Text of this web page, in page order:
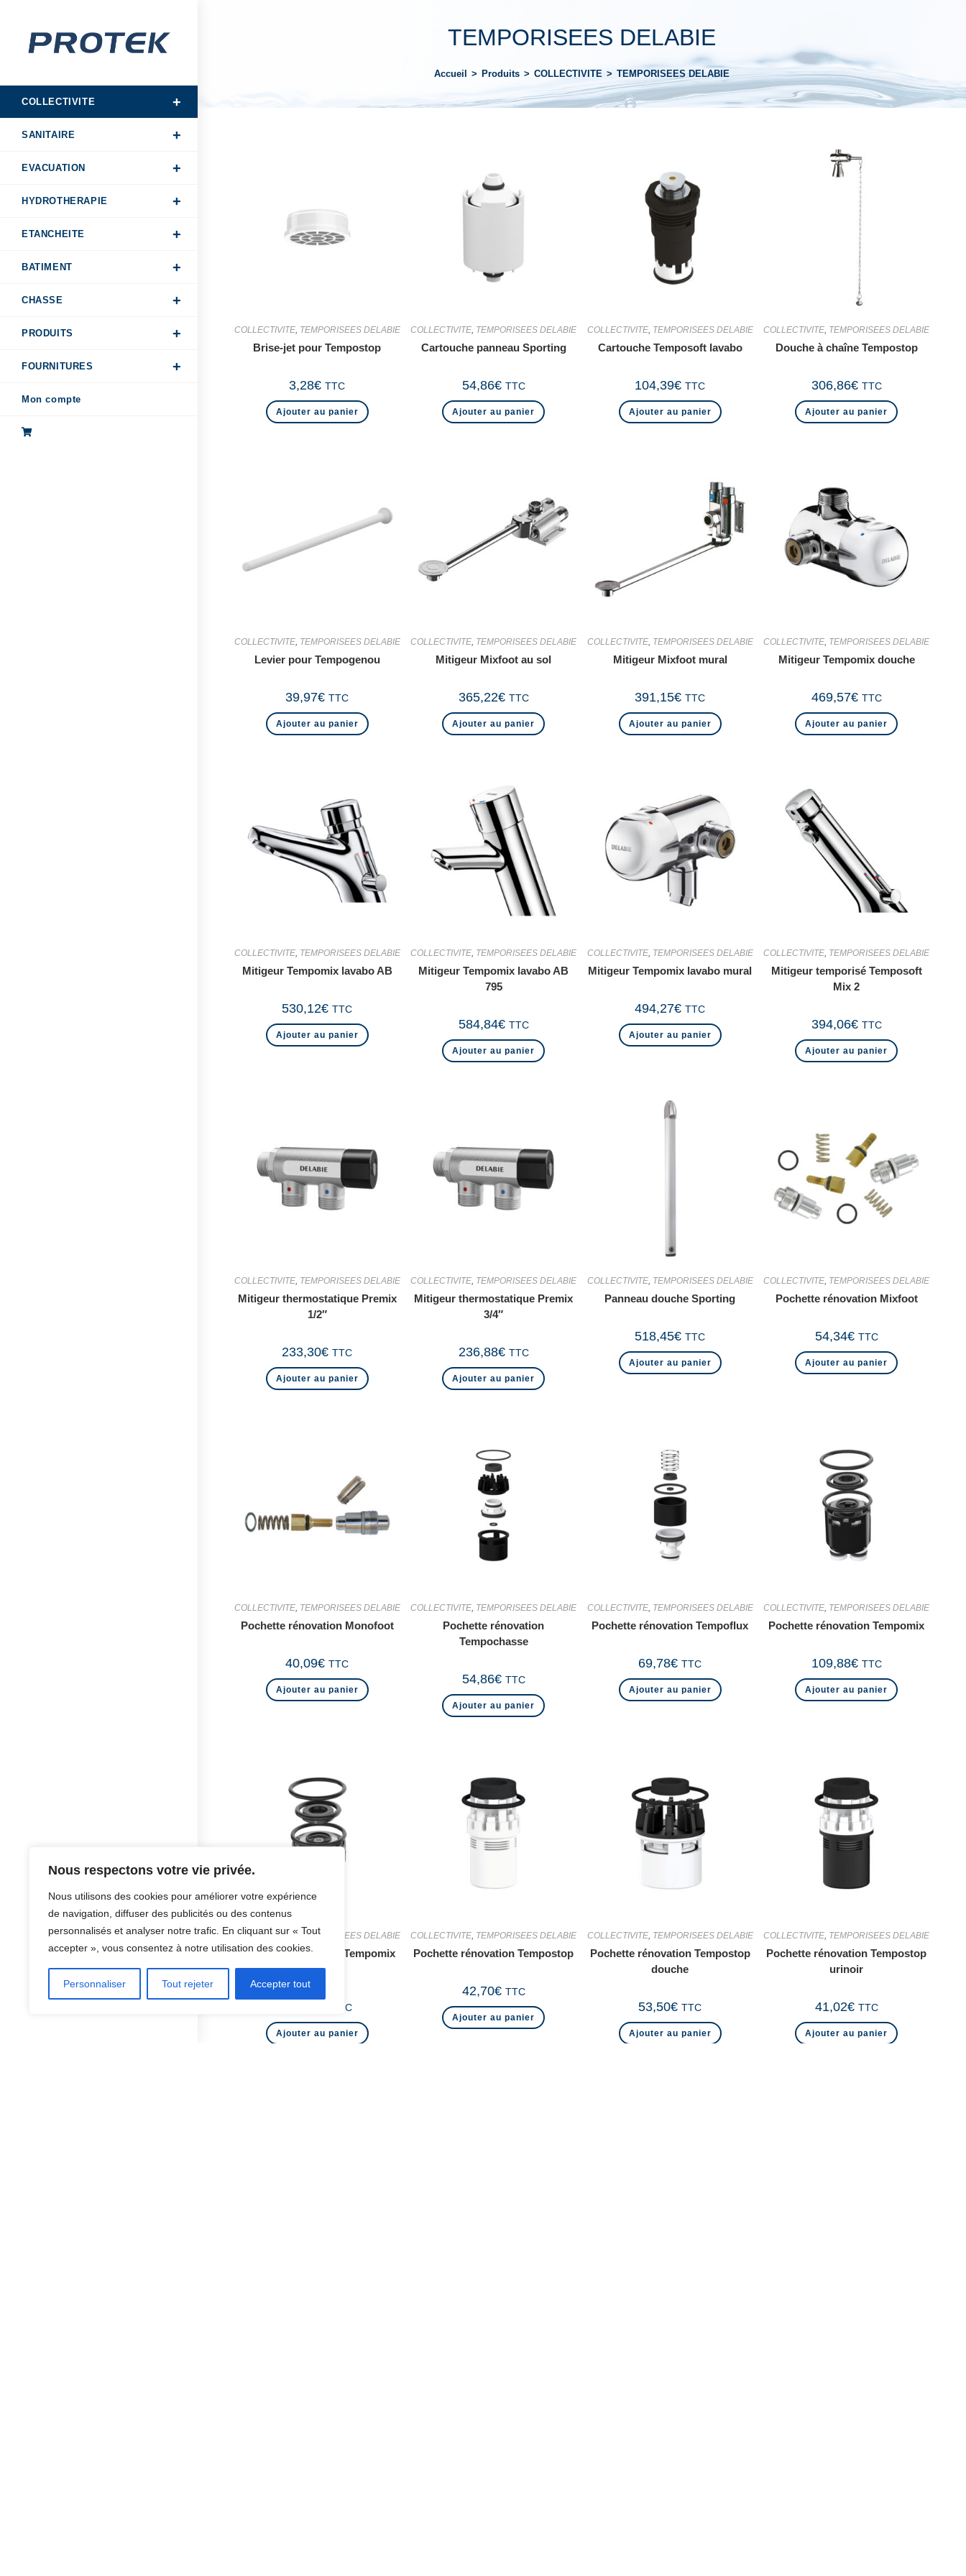
Nous respectons votre vie privée.
Nous utilisons des cookies pour améliorer votre expérience
de navigation, diffuser des publicités ou des contenus
personnalisés et analyser notre trafic. En cliquant sur « Tout
accepter », vous consentez à notre utilisation des cookies.
Personnaliser Tout rejeter Accepter tout
COLLECTIVITE
SANITAIRE
EVACUATION
HYDROTHERAPIE
ETANCHEITE
BATIMENT
CHASSE
PRODUITS
FOURNITURES
Mon compte
TEMPORISEES DELABIE
Accueil > Produits > COLLECTIVITE > TEMPORISEES DELABIE
COLLECTIVITE, TEMPORISEES DELABIE
Brise-jet pour Tempostop
3,28€ TTC
Ajouter au panier
COLLECTIVITE, TEMPORISEES DELABIE
Cartouche panneau Sporting
54,86€ TTC
Ajouter au panier
COLLECTIVITE, TEMPORISEES DELABIE
Cartouche Temposoft lavabo
104,39€ TTC
Ajouter au panier
COLLECTIVITE, TEMPORISEES DELABIE
Douche à chaîne Tempostop
306,86€ TTC
Ajouter au panier
COLLECTIVITE, TEMPORISEES DELABIE
Levier pour Tempogenou
39,97€ TTC
Ajouter au panier
COLLECTIVITE TEMPORISEES DELABIE
Mitigeur Mixfoot au sol
365,22€ TTC
Ajouter au panier
COLLECTIVITE, TEMPORISEES DELABIE
Mitigeur Mixfoot mural
391,15€ TTC
Ajouter au panier
COLLECTIVITE TEMPORISEES DELABIE
Mitigeur Tempomix douche
469,57€ TTC
Ajouter au panier
COLLECTIVITE, TEMPORISEES DELABIE
Mitigeur Tempomix lavabo AB
530,12€ TTC
Ajouter au panier
COLLECTIVITE, TEMPORISEES DELABIE
Mitigeur Tempomix lavabo AB
795
584,84€ TTC
Ajouter au panier
COLLECTIVITE, TEMPORISEES DELABIE
Mitigeur Tempomix lavabo mural
494,27€ TTC
Ajouter au panier
COLLECTIVITE, TEMPORISEES DELABIE
Mitigeur temporisé Temposoft
Mix 2
394,06€ TTC
Ajouter au panier
COLLECTIVITE, TEMPORISEES DELABIE
Mitigeur thermostatique Premix
1/2″
233,30€ TTC
Ajouter au panier
COLLECTIVITE TEMPORISEES DELABIE
Mitigeur thermostatique Premix
3/4″
236,88€ TTC
Ajouter au panier
COLLECTIVITE, TEMPORISEES DELABIE
Panneau douche Sporting
518,45€ TTC
Ajouter au panier
COLLECTIVITE TEMPORISEES DELABIE
Pochette rénovation Mixfoot
54,34€ TTC
Ajouter au panier
COLLECTIVITE, TEMPORISEES DELABIE
Pochette rénovation Monofoot
40,09€ TTC
Ajouter au panier
COLLECTIVITE, TEMPORISEES DELABIE
Pochette rénovation
Tempochasse
54,86€ TTC
Ajouter au panier
COLLECTIVITE, TEMPORISEES DELABIE
Pochette rénovation Tempoflux
69,78€ TTC
Ajouter au panier
COLLECTIVITE, TEMPORISEES DELABIE
Pochette rénovation Tempomix
109,88€ TTC
Ajouter au panier
COLLECTIVITE, TEMPORISEES DELABIE
Pochette rénovation Tempomix
mural
TTC
Ajouter au panier
COLLECTIVITE TEMPORISEES DELABIE
Pochette rénovation Tempostop
42,70€ TTC
Ajouter au panier
COLLECTIVITE, TEMPORISEES DELABIE
Pochette rénovation Tempostop
douche
53,50€ TTC
Ajouter au panier
COLLECTIVITE TEMPORISEES DELABIE
Pochette rénovation Tempostop
urinoir
41,02€ TTC
Ajouter au panier